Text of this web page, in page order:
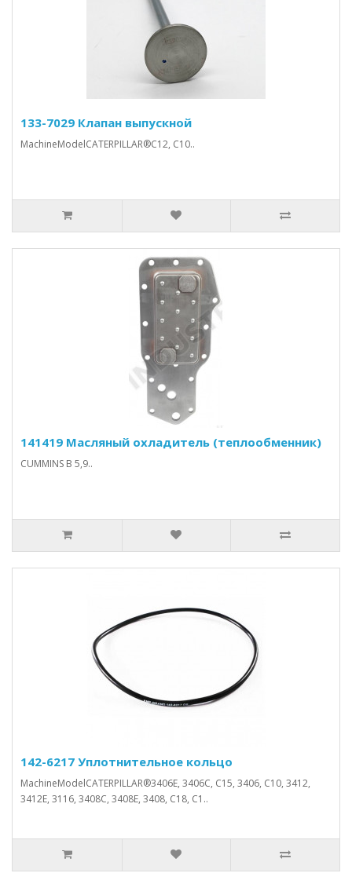
133-7029 Клапан выпускной
MachineModelCATERPILLAR®C12, C10..
141419 Масляный охладитель (теплообменник)
CUMMINS B 5,9..
142-6217 Уплотнительное кольцо
MachineModelCATERPILLAR®3406E, 3406C, C15, 3406, C10, 3412,
3412E, 3116, 3408C, 3408E, 3408, C18, C1..